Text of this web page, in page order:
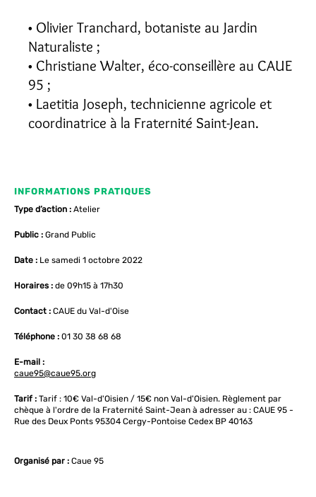
Olivier Tranchard, botaniste au Jardin
Naturaliste ;
Christiane Walter, éco-conseillère au CAUE
95 ;
Laetitia Joseph, technicienne agricole et
coordinatrice à la Fraternité Saint-Jean.
INFORMATIONS PRATIQUES
Type d’action : Atelier
Public : Grand Public
Date : Le samedi 1 octobre 2022
Horaires : de 09h15 à 17h30
Contact : CAUE du Val-d'Oise
Téléphone : 01 30 38 68 68
E-mail :
caue95@caue95.org
Tarif : Tarif : 10€ Val-d'Oisien / 15€ non Val-d'Oisien. Règlement par
chèque à l'ordre de la Fraternité Saint-Jean à adresser au : CAUE 95 -
Rue des Deux Ponts 95304 Cergy-Pontoise Cedex BP 40163
Organisé par : Caue 95